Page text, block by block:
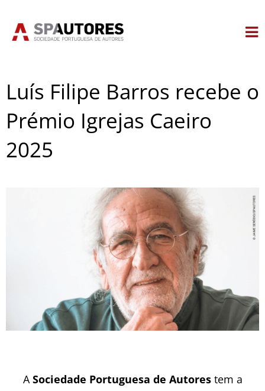
Luís Filipe Barros recebe o
Prémio Igrejas Caeiro
2025
ASociedade Portuguesa de Autorestem a